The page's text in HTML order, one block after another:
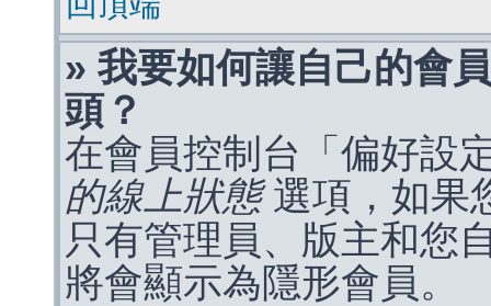
» 我要如何讓自己的會
頭？
在會員控制台「偏好設
的線上狀態選項，如果
只有管理員、版主和您
將會顯示為隱形會員。